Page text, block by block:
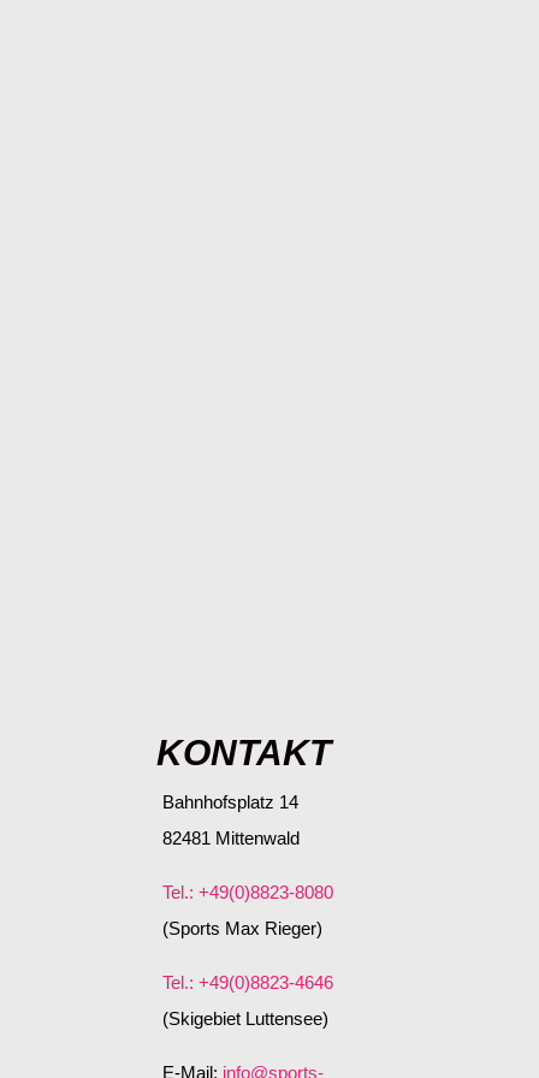
KONTAKT
Bahnhofsplatz 14
82481 Mittenwald
Tel.: +49(0)8823-8080
(Sports Max Rieger)
Tel.: +49(0)8823-4646
(Skigebiet Luttensee)
E-Mail: info@sports-